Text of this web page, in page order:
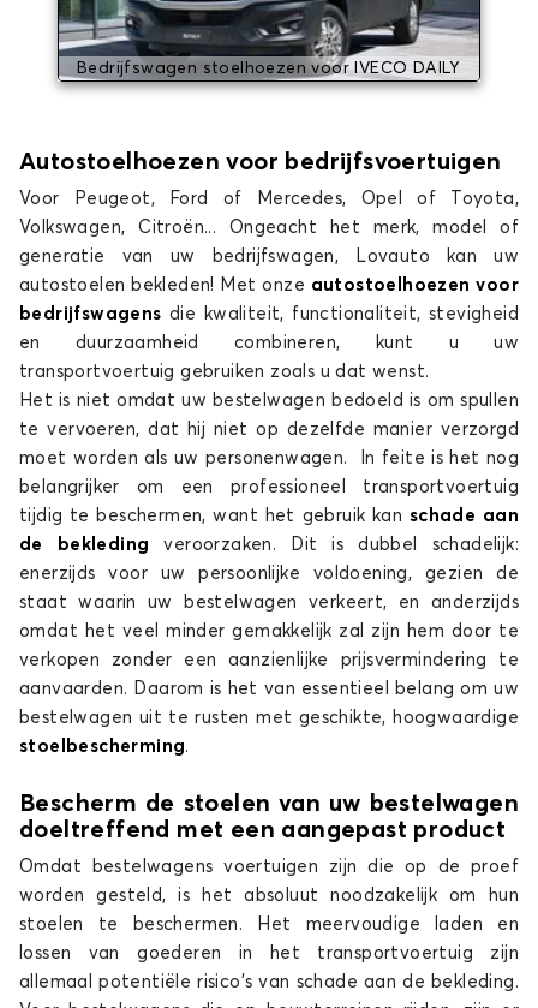
Bedrijfswagen stoelhoezen voor IVECO DAILY
Autostoelhoezen voor bedrijfsvoertuigen
Voor Peugeot, Ford of Mercedes, Opel of Toyota,
Volkswagen, Citroën... Ongeacht het merk, model of
generatie van uw bedrijfswagen, Lovauto kan uw
autostoelen bekleden! Met onze autostoelhoezen voor
bedrijfswagens die kwaliteit, functionaliteit, stevigheid
en duurzaamheid combineren, kunt u uw
transportvoertuig gebruiken zoals u dat wenst.
Het is niet omdat uw bestelwagen bedoeld is om spullen
te vervoeren, dat hij niet op dezelfde manier verzorgd
moet worden als uw personenwagen. In feite is het nog
belangrijker om een professioneel transportvoertuig
tijdig te beschermen, want het gebruik kan schade aan
de bekleding veroorzaken. Dit is dubbel schadelijk:
enerzijds voor uw persoonlijke voldoening, gezien de
staat waarin uw bestelwagen verkeert, en anderzijds
omdat het veel minder gemakkelijk zal zijn hem door te
verkopen zonder een aanzienlijke prijsvermindering te
aanvaarden. Daarom is het van essentieel belang om uw
bestelwagen uit te rusten met geschikte, hoogwaardige
stoelbescherming.
Bescherm de stoelen van uw bestelwagen
doeltreffend met een aangepast product
Omdat bestelwagens voertuigen zijn die op de proef
worden gesteld, is het absoluut noodzakelijk om hun
stoelen te beschermen. Het meervoudige laden en
lossen van goederen in het transportvoertuig zijn
allemaal potentiële risico's van schade aan de bekleding.